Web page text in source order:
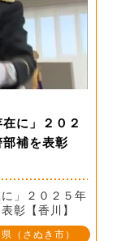
に」２０２
補を表彰
」２０２５年
彰【香川】
（さぬき市）